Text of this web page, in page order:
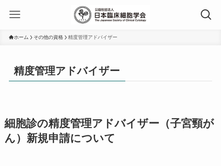
ホーム その他の資格 精度管理アドバイザー
精度管理アドバイザー
細胞診の精度管理アドバイザー（子宮頸が
ん）新規申請について